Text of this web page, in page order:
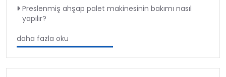
Preslenmiş ahşap palet makinesinin bakımı nasıl
yapılır?
daha fazla oku